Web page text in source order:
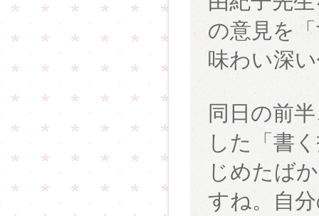
の意見を
味わい深
同日の前
した「書
じめたば
すね。自